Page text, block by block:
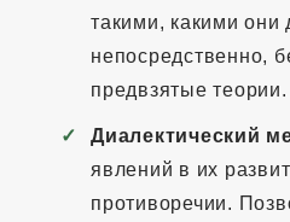
такими, какими они
непосредственно,
предвзятые теории.
Диалектический
явлений в их
противоречии.